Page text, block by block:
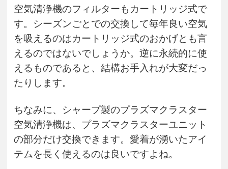
空気清浄機のフィルターもカートリッジ式で
す。シーズンごとでの交換して毎年良い空気
を吸えるのはカートリッジ式のおかげとも言
えるのではないでしょうか。逆に永続的に使
えるものであると、結構お手入れが大変だっ
たりします。
ちなみに、シャープ製のプラズマクラスター
空気清浄機は、プラズマクラスターユニット
の部分だけ交換できます。愛着が湧いたアイ
テムを長く使えるのは良いですよね。